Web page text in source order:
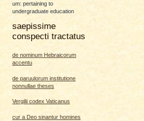
um: pertaining to
undergraduate education
saepissime
conspecti tractatus
de nominum Hebraicorum
accentu
de paruulorum institutione
nonnullae theses
Vergilii codex Vaticanus
cur a Deo sinantur homines